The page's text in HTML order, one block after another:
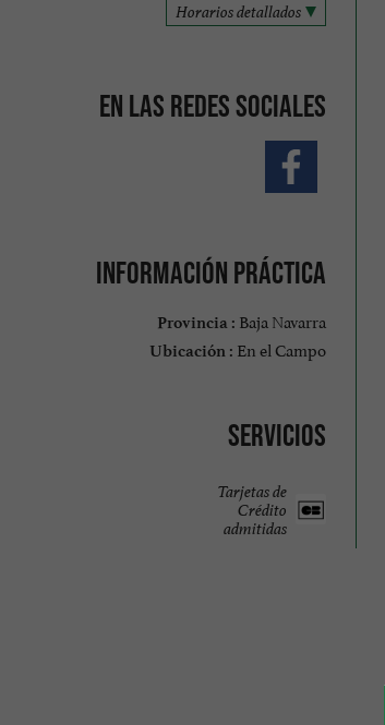
Horarios detallados
En las redes sociales
Información práctica
Provincia : Baja Navarra
Ubicación : En el Campo
Servicios
Tarjetas de
Crédito
admitidas